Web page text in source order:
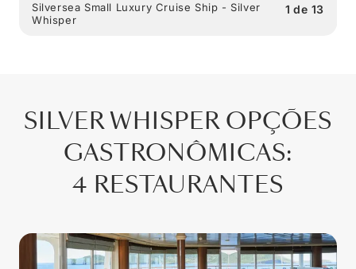
1 de 13
Silversea Small Luxury Cruise Ship - Silver
Whisper
SILVER WHISPER OPÇÕES
GASTRONÔMICAS:
4 RESTAURANTES